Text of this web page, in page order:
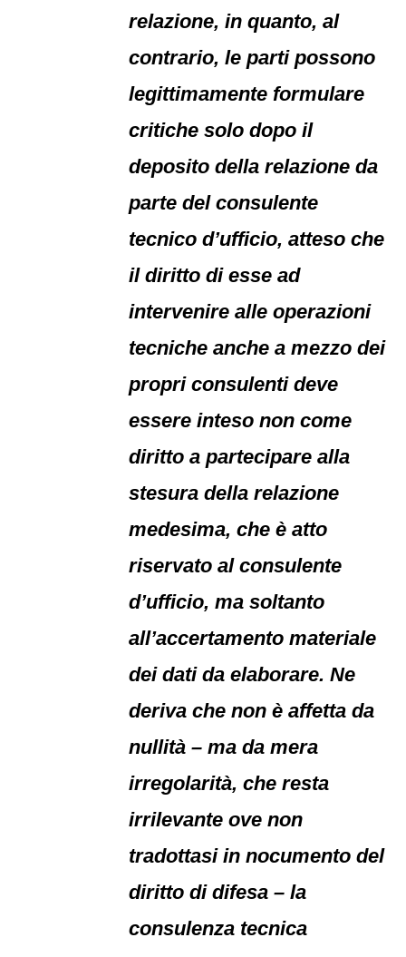
relazione, in quanto, al
contrario, le parti possono
legittimamente formulare
critiche solo dopo il
deposito della relazione da
parte del consulente
tecnico d’ufficio, atteso che
il diritto di esse ad
intervenire alle operazioni
tecniche anche a mezzo dei
propri consulenti deve
essere inteso non come
diritto a partecipare alla
stesura della relazione
medesima, che è atto
riservato al consulente
d’ufficio, ma soltanto
all’accertamento materiale
dei dati da elaborare. Ne
deriva che non è affetta da
nullità – ma da mera
irregolarità, che resta
irrilevante ove non
tradottasi in nocumento del
diritto di difesa – la
consulenza tecnica